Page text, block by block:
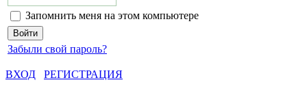
Запомнить меня на этом компьютере
Забыли свой пароль?
ВХОД
РЕГИСТРАЦИЯ